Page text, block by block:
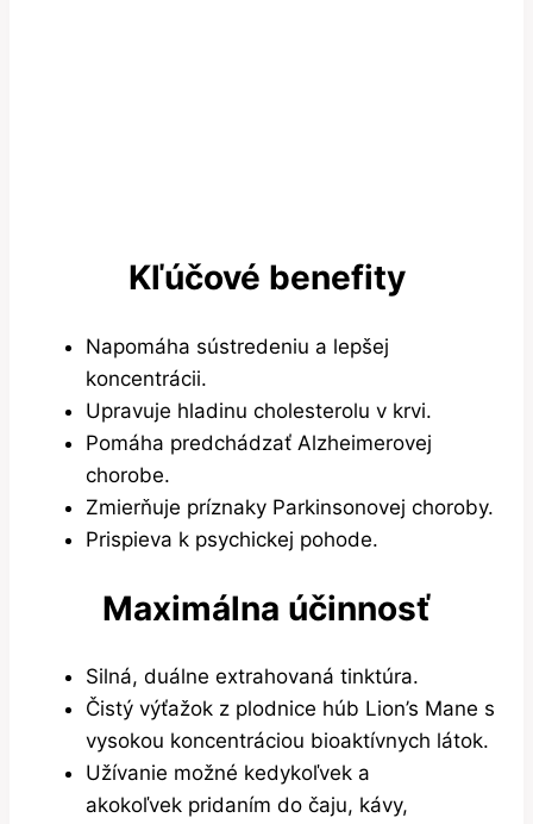
Kľúčové benefity
Napomáha sústredeniu a lepšej
koncentrácii.
Upravuje hladinu cholesterolu v krvi.
Pomáha predchádzať Alzheimerovej
chorobe.
Zmierňuje príznaky Parkinsonovej choroby.
Prispieva k psychickej pohode.
Maximálna účinnosť
Silná, duálne extrahovaná tinktúra.
Čistý výťažok z plodnice húb Lion’s Mane s
vysokou koncentráciou bioaktívnych látok.
Užívanie možné kedykoľvek a
akokoľvek pridaním do čaju, kávy,